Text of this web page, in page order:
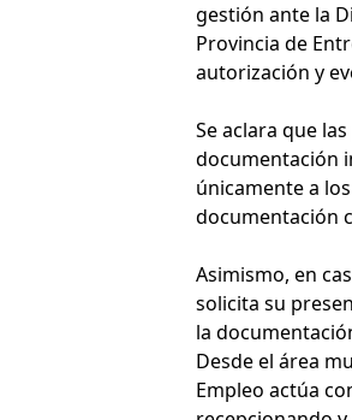
gestión ante la
Provincia de
autorización y
Se aclara que
documentación
únicamente a
documentación
Asimismo, en
solicita su
la
Desde el área
Empleo actúa